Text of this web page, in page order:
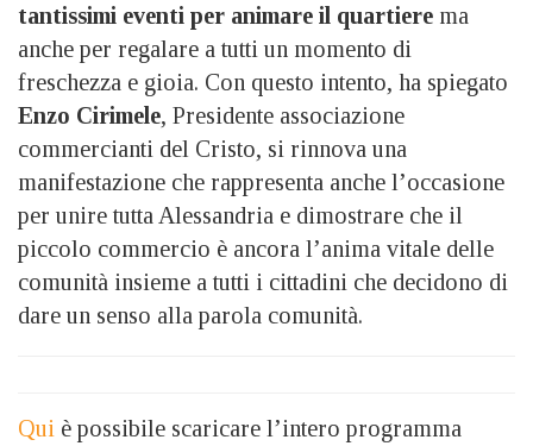
tantissimi eventi per animare il quartiere ma
anche per regalare a tutti un momento di
freschezza e gioia. Con questo intento, ha spiegato
Enzo Cirimele, Presidente associazione
commercianti del Cristo, si rinnova una
manifestazione che rappresenta anche l’occasione
per unire tutta Alessandria e dimostrare che il
piccolo commercio è ancora l’anima vitale delle
comunità insieme a tutti i cittadini che decidono di
dare un senso alla parola comunità.
Qui è possibile scaricare l’intero programma